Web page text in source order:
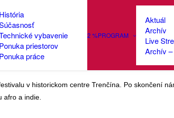
História
vybavenie
Ponuka priestorov
Ponuka práce
2 %PROGRAM
Aktuál
Archív
Live
Archív
2026
v historickom centre Trenčína. Po skončení
afro a indie.